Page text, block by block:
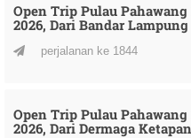
Open Trip Pulau Pahawang
2026, Dari Bandar Lampung
perjalanan ke 1844
Open Trip Pulau Pahawang
2026, Dari Dermaga